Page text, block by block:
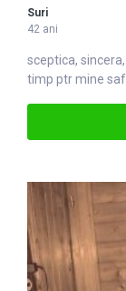
Suri
42 ani
sceptica,
timp ptr mine